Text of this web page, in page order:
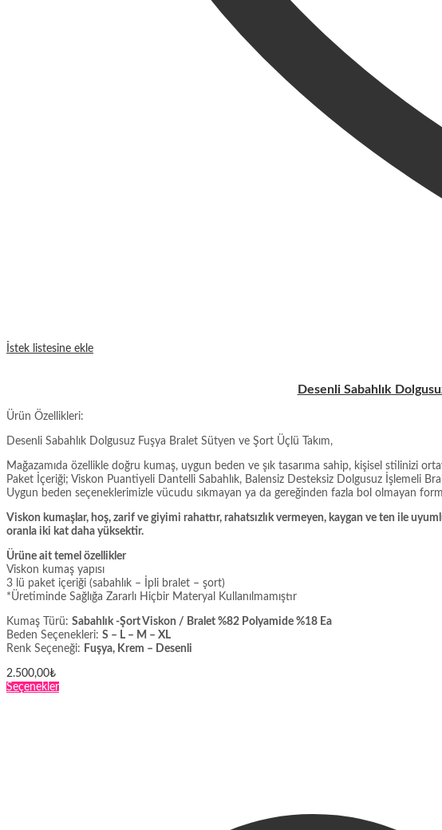
İstek listesine ekle
Desenli Sabahlık
Ürün Özellikleri:
Desenli Sabahlık Dolgusuz Fuşya Bralet Sütyen ve Şort Üçlü Takım,
Mağazamıda özellikle doğru kumaş, uygun beden ve şık tasarıma sahip, kişisel stilinizi
Paket İçeriği; Viskon Puantiyeli Dantelli Sabahlık, Balensiz Desteksiz Dolgusuz İşlemeli
Uygun beden seçeneklerimizle vücudu sıkmayan ya da gereğinden fazla bol olmayan
Viskon kumaşlar, hoş, zarif ve giyimi rahattır, rahatsızlık vermeyen, kaygan ve ten ile
oranla iki kat daha yüksektir.
Ürüne ait temel özellikler
Viskon kumaş yapısı
3 lü paket içeriği (sabahlık – İpli bralet – şort)
*Üretiminde Sağlığa Zararlı Hiçbir Materyal Kullanılmamıştır
Kumaş Türü: Sabahlık -Şort Viskon / Bralet %82 Polyamide %18 Ea
Beden Seçenekleri: S – L – M – XL
Renk Seçeneği: Fuşya, Krem – Desenli
2.500,00₺
SeçeneklerBu